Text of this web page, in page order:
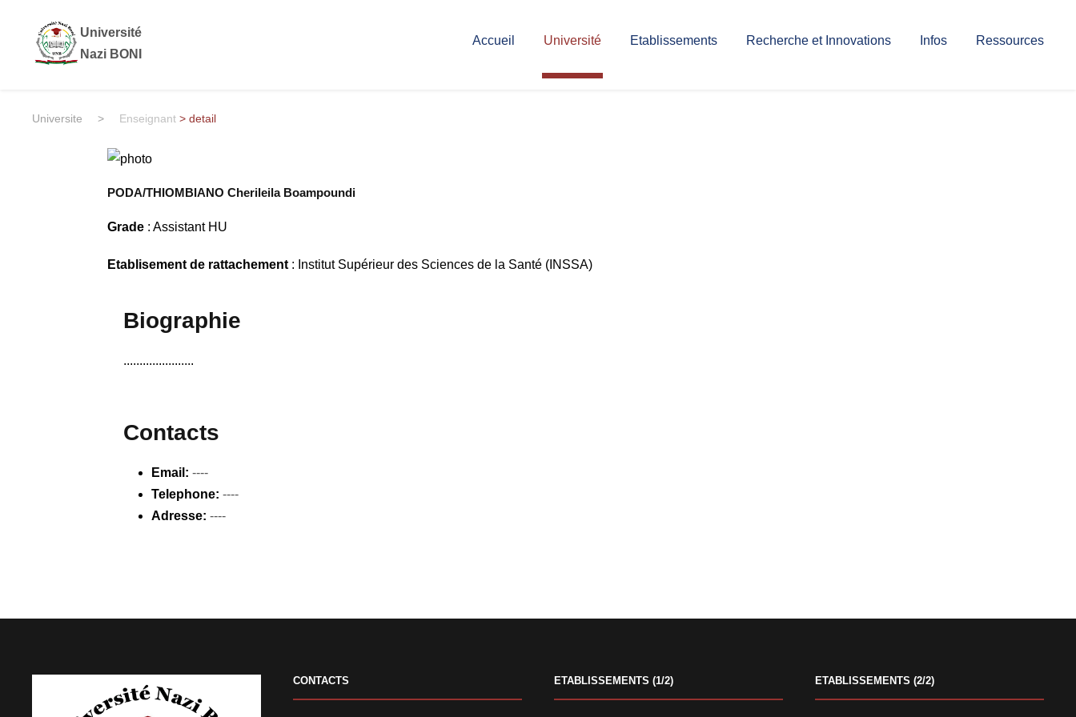
Université
Nazi BONI
Accueil Université Etablissements Recherche et Innovations Infos Ressources
Universite > Enseignant > detail
PODA/THIOMBIANO Cherileila Boampoundi
Grade : Assistant HU
Etablisement de rattachement: Institut Supérieur des Sciences de la Santé (INSSA)
Biographie
......................
Contacts
Email: ----
Telephone: ----
Adresse: ----
CONTACTS ETABLISSEMENTS (1/2) ETABLISSEMENTS (2/2)